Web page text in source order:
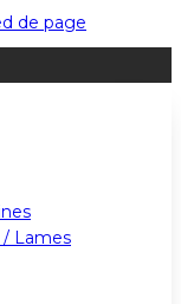
de page
/ Lames